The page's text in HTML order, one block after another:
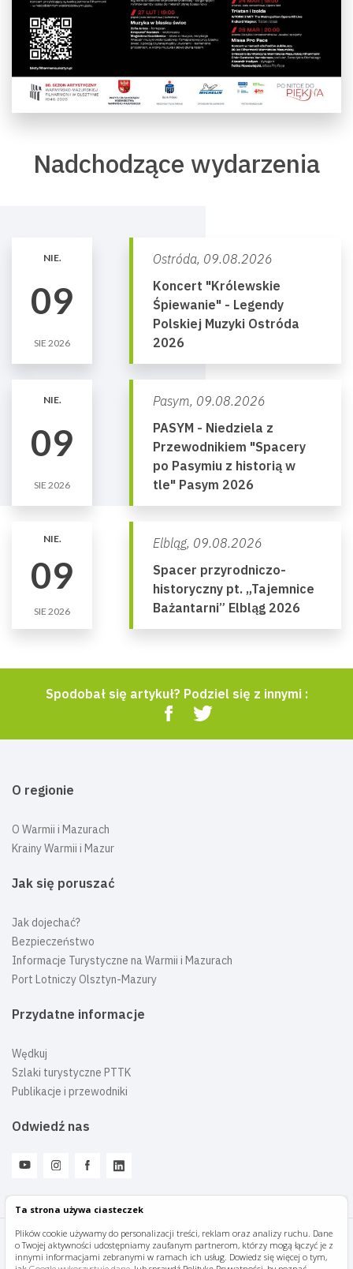
Ta strona używa ciasteczek
Plików cookie używamy do personalizacji treści, reklam oraz analizy ruchu. Dane
o Twojej aktywności udostępniamy zaufanym partnerom, którzy mogą łączyć je z
innymi informacjami zebranymi w ramach ich usług. Dowiedz się więcej o tym,
Nadchodzące wydarzenia
NIE.
09
SIE 2026
Ostróda, 09.08.2026
Koncert "Królewskie
Śpiewanie" - Legendy
Polskiej Muzyki Ostróda
2026
NIE.
09
SIE 2026
Pasym, 09.08.2026
PASYM - Niedziela z
Przewodnikiem "Spacery
po Pasymiu z historią w
tle" Pasym 2026
NIE.
09
SIE 2026
Elbląg, 09.08.2026
Spacer przyrodniczo-
historyczny pt. „Tajemnice
Bażantarni” Elbląg 2026
Spodobał się artykuł? Podziel się z innymi :
O regionie
O Warmii i Mazurach
Krainy Warmii i Mazur
Jak się poruszać
Jak dojechać?
Bezpieczeństwo
Informacje Turystyczne na Warmii i Mazurach
Port Lotniczy Olsztyn-Mazury
Przydatne informacje
Wędkuj
Szlaki turystyczne PTTK
Publikacje i przewodniki
Odwiedź nas
Mazury Travel © 2026